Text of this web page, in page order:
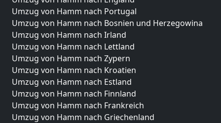
Umzug von Hamm nach Portugal
Umzug von Hamm nach Bosnien und Herzegowina
Umzug von Hamm nach Irland
Umzug von Hamm nach Lettland
Umzug von Hamm nach Zypern
Umzug von Hamm nach Kroatien
Umzug von Hamm nach Estland
Umzug von Hamm nach Finnland
Umzug von Hamm nach Frankreich
Umzug von Hamm nach Griechenland